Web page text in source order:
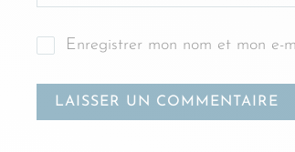
Enregistrer mon nom et mon e-